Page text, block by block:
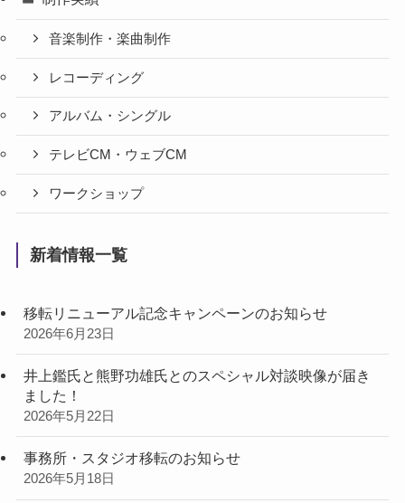
音楽制作・楽曲制作
レコーディング
アルバム・シングル
テレビCM・ウェブCM
ワークショップ
新着情報一覧
移転リニューアル記念キャンペーンのお知らせ
2026年6月23日
井上鑑氏と熊野功雄氏とのスペシャル対談映像が届き
ました！
2026年5月22日
事務所・スタジオ移転のお知らせ
2026年5月18日